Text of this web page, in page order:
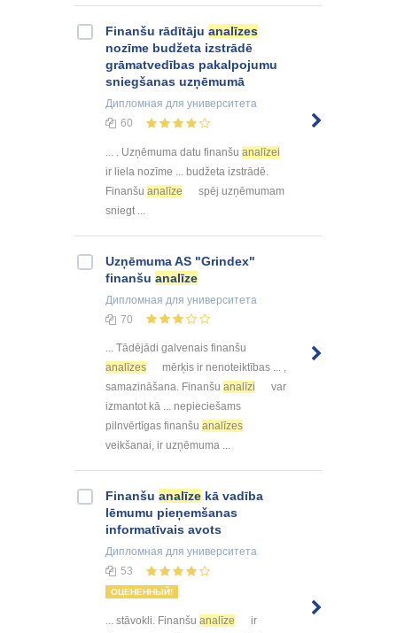
Finanšu rādītāju analīzes
nozīme budžeta izstrādē
grāmatvedības pakalpojumu
sniegšanas uzņēmumā
Дипломная для университета
60
... . Uzņēmuma datu finanšu analīzei
ir liela nozīme ... budžeta izstrādē.
Finanšu analīze
spēj uzņēmumam
sniegt ...
Uzņēmuma AS "Grindex"
finanšu analīze
Дипломная для университета
70
... Tādējādi galvenais finanšu
analīzes
mērķis ir nenoteiktības ... ,
samazināšana. Finanšu analīzi
var
izmantot kā ... nepieciešams
pilnvērtīgas finanšu analīzes
veikšanai, ir uzņēmuma ...
Finanšu analīze kā vadība
lēmumu pieņemšanas
informatīvais avots
Дипломная для университета
53
ОЦЕНЕННЫЙ!
... stāvokli. Finanšu analīze
ir